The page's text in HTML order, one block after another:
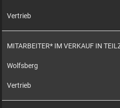
Vertrieb
MITARBEITER* IM VERKAUF IN
Wolfsberg
Vertrieb